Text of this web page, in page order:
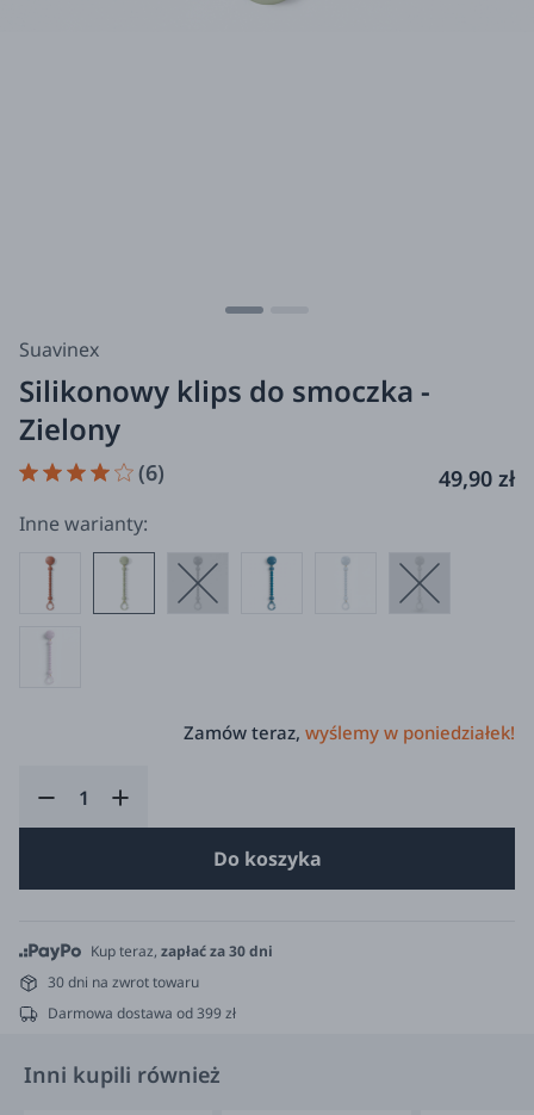
Suavinex
Silikonowy klips do smoczka -
Zielony
(6) 49,90 zł
Inne warianty:
Zamów teraz, wyślemy w poniedziałek!
Do koszyka
Kup teraz, zapłać za 30 dni
30 dni na zwrot towaru
Darmowa dostawa od 399 zł
Inni kupili również